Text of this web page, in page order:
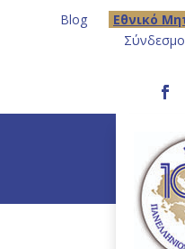
Blog Eθνικό